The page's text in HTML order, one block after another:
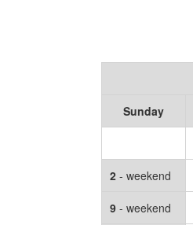
Sunday
2 - weekend
9 - weekend